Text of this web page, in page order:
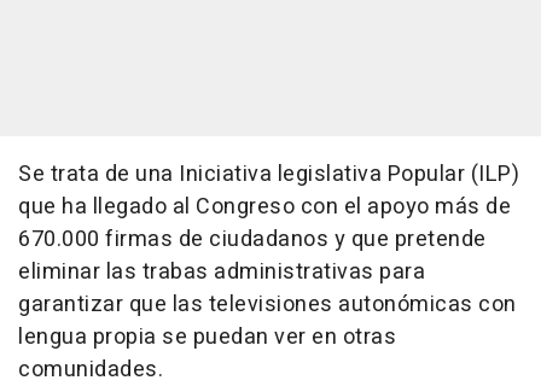
Se trata de una Iniciativa legislativa Popular (ILP)
que ha llegado al Congreso con el apoyo más de
670.000 firmas de ciudadanos y que pretende
eliminar las trabas administrativas para
garantizar que las televisiones autonómicas con
lengua propia se puedan ver en otras
comunidades.